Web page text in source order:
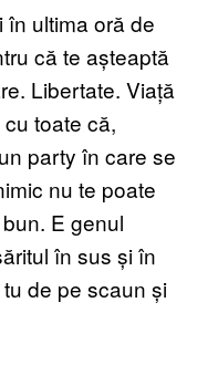
ultima oră de
că te așteaptă
Libertate. Viață
toate că,
party în care se
nu te poate
E genul
în sus și în
de pe scaun și